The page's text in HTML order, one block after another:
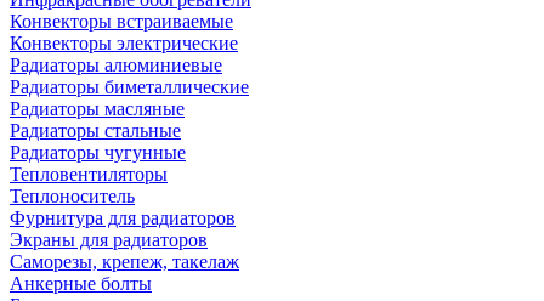
Конвекторы встраиваемые
Конвекторы электрические
Радиаторы алюминиевые
Радиаторы биметаллические
Радиаторы масляные
Радиаторы стальные
Радиаторы чугунные
Тепловентиляторы
Теплоноситель
Фурнитура для радиаторов
Экраны для радиаторов
Саморезы, крепеж, такелаж
Анкерные болты